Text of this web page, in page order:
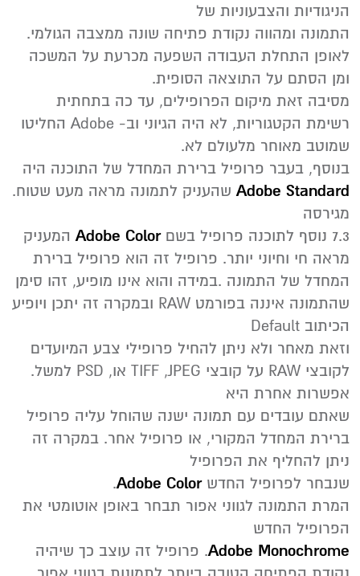
הניגודיות והצבעוניות של
התמונה ומהווה נקודת פתיחה שונה ממצבה הגולמי.
לאופן התחלת העבודה השפעה מכרעת על המשכה
ומן הסתם על התוצאה הסופית.
מסיבה זאת מיקום הפרופילים, עד כה בתחתית
רשימת הקטגוריות, לא היה הגיוני וב- Adobe החליטו
שמוטב מאוחר מלעולם לא.
בנוסף, בעבר פרופיל ברירת המחדל של התוכנה היה
Adobe Standardשהעניק לתמונה מראה מעט שטוח.
מגירסה
7.3 נוסף לתוכנה פרופיל בשם
Adobe Colorהמעניק
מראה חי וחיוני יותר. פרופיל זה הוא פרופיל ברירת
המחדל של התמונה .במידה והוא אינו מופיע, זהו סימן
שהתמונה איננה בפורמט RAW ובמקרה זה יתכן ויופיע
הכיתוב Default
וזאת מאחר ולא ניתן להחיל פרופילי צבע המיועדים
לקובצי RAW על קובצי TIFF ,JPEG או, PSD למשל.
אפשרות אחרת היא
שאתם עובדים עם תמונה ישנה שהוחל עליה פרופיל
ברירת המחדל המקורי, או פרופיל אחר. במקרה זה
ניתן להחליף את הפרופיל
שנבחר לפרופיל החדשAdobe Color
.
המרת התמונה לגווני אפור תבחר באופן אוטומטי את
הפרופיל החדש
Adobe Monochrome. פרופיל זה עוצב כך שיהיה